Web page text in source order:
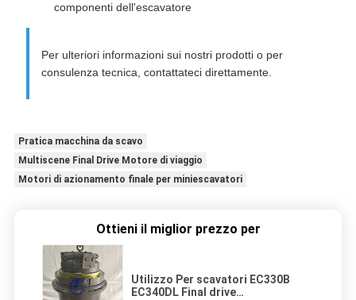
componenti dell'escavatore
Per ulteriori informazioni sui nostri prodotti o per
consulenza tecnica, contattateci direttamente.
Pratica macchina da scavo
Multiscene Final Drive Motore di viaggio
Motori di azionamento finale per miniescavatori
Ottieni il miglior prezzo per
Utilizzo Per scavatori EC330B
EC340DL Final drive